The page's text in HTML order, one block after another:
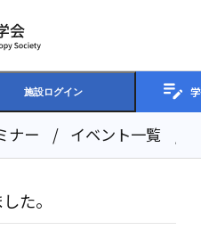
施設ログイン
ナー イベント一覧
た。